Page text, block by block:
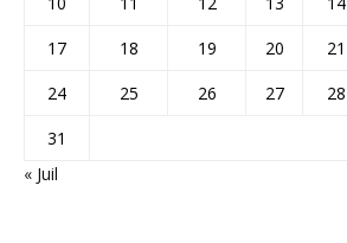
17
18 19 20 21
24
25 26 27 28
31
« Juil